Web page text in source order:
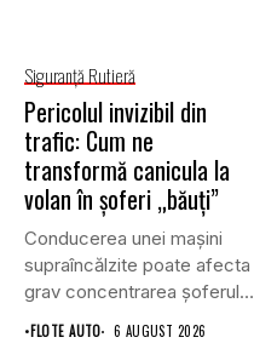
Siguranţă Rutieră
Pericolul invizibil din
trafic: Cum ne
transformă canicula la
volan în șoferi „băuți”
Conducerea unei mașini
supraîncălzite poate afecta
grav concentrarea șoferului
și poate crește...
•FLOTE AUTO 6 AUGUST 2026